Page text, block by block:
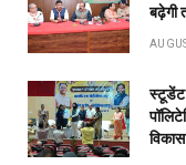
बढ़ेगी
स्टूडेंट